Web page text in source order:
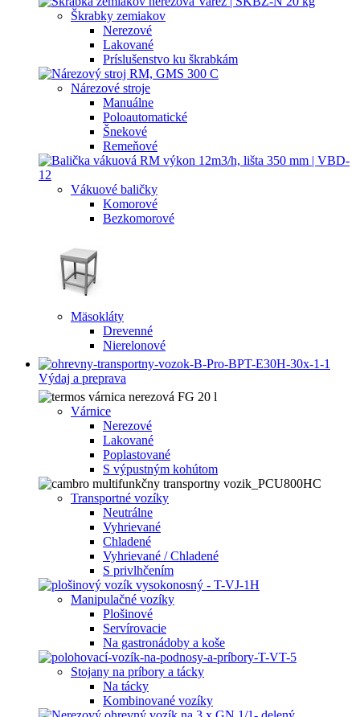
Škrabky zemiakov
Nerezové
Lakované
Príslušenstvo ku škrabkám
Nárezové stroje
Manuálne
Poloautomatické
Šnekové
Remeňové
Vákuové baličky
Komorové
Bezkomorové
Mäsokláty
Drevenné
Nierelonové
Výdaj a preprava
Várnice
Nerezové
Lakované
Poplastované
S výpustným kohútom
Transportné vozíky
Neutrálne
Vyhrievané
Chladené
Vyhrievané / Chladené
S privlhčením
Manipulačné vozíky
Plošinové
Servírovacie
Na gastronádoby a koše
Stojany na príbory a tácky
Na tácky
Kombinované vozíky